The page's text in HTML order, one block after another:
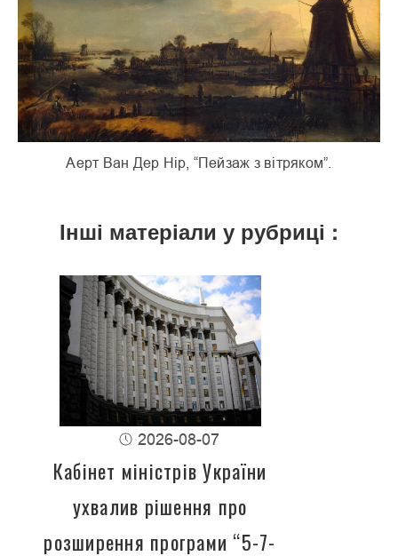
Аерт Ван Дер Нір, “Пейзаж з вітряком”.
Інші матеріали у рубриці :
2026-08-07
Кабінет міністрів України
ухвалив рішення про
розширення програми “5-7-